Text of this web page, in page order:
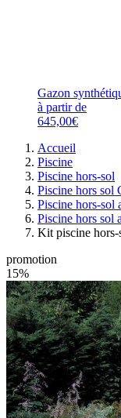
Gazon
à partir de
645,00€
Accueil
Piscine
Piscine hors-sol
Piscine hors sol
Piscine hors-sol
Piscine hors sol
Kit piscine
promotion
15%